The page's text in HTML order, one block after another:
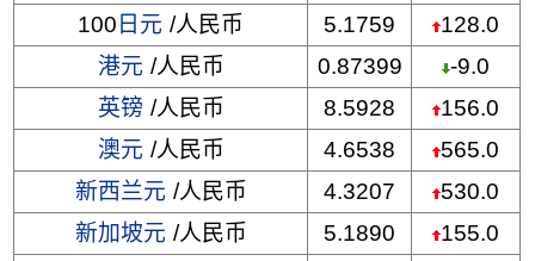
100 日元 /人民币 5.1759
128.0
港元 /人民币 0.87399
-9.0
英镑 /人民币 8.5928
156.0
澳元 /人民币 4.6538
565.0
新西兰元 /人民币 4.3207
530.0
新加坡元 /人民币 5.1890
155.0